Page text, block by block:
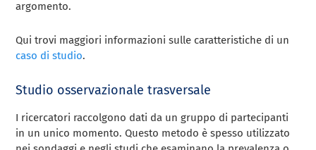
argomento.
Qui trovi maggiori informazioni sulle caratteristiche di un
caso di studio.
Studio osservazionale trasversale
I ricercatori raccolgono dati da un gruppo di partecipanti
in un unico momento. Questo metodo è spesso utilizzato